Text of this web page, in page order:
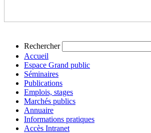
Rechercher
Accueil
Espace Grand public
Séminaires
Publications
Emplois, stages
Marchés publics
Annuaire
Informations pratiques
Accès Intranet